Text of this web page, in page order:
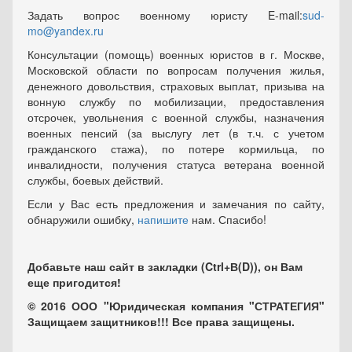
Задать вопрос военному юристу E-mail:sud-
mo@yandex.ru
Консультации (помощь) военных юристов в г. Москве,
Московской области по вопросам получения жилья,
денежного довольствия, страховых выплат, призыва на
вонную службу по мобилизации, предоставления
отсрочек, увольнения с военной службы, назначения
военных пенсий (за выслугу лет (в т.ч. с учетом
гражданского стажа), по потере кормильца, по
инвалидности, получения статуса ветерана военной
службы, боевых действий.
Если у Вас есть предложения и замечания по сайту,
обнаружили ошибку, напишите нам. Спасибо!
Добавьте наш сайт в закладки (Ctrl+В(D)), он Вам
еще пригодится!
© 2016 ООО "Юридическая компания "СТРАТЕГИЯ"
Защищаем защитников!!! Все права защищены.